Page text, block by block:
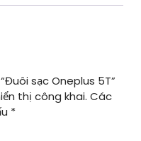
sạc Oneplus 5T”
thị công khai. Các
*